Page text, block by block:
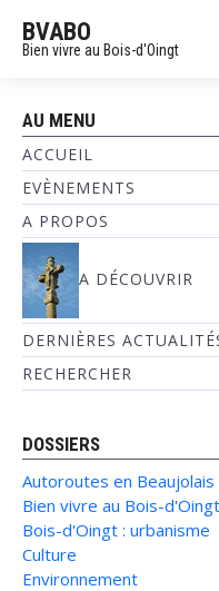
BVABO
Bien vivre au Bois-d'Oingt
AU MENU
ACCUEIL
EVÈNEMENTS
A PROPOS
A DÉCOUVRIR
DERNIÈRES
RECHERCHER
DOSSIERS
Autoroutes en Beaujolais
Bien vivre au Bois-
Bois-d'Oingt : urbanisme
Culture
Environnement